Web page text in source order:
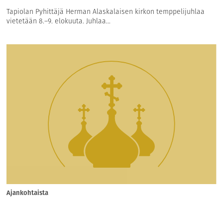
Tapiolan Pyhittäjä Herman Alaskalaisen kirkon temppelijuhlaa
vietetään 8.–9. elokuuta. Juhlaa...
Ajankohtaista